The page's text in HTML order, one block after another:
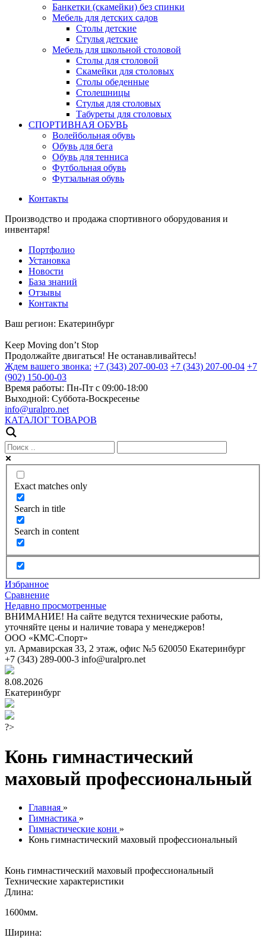
Банкетки (скамейки) без спинки
Мебель для детских садов
Столы детские
Стулья детские
Мебель для школьной столовой
Столы для столовой
Скамейки для столовых
Столы обеденные
Столешницы
Стулья для столовых
Табуреты для столовых
СПОРТИВНАЯ ОБУВЬ
Волейбольная обувь
Обувь для бега
Обувь для тенниса
Футбольная обувь
Футзальная обувь
Контакты
Производство и продажа спортивного оборудования и
инвентаря!
Портфолио
Установка
Новости
База знаний
Отзывы
Контакты
Ваш регион: Екатеринбург
Keep Moving don’t Stop
Продолжайте двигаться! Не останавливайтесь!
Ждем вашего звонка: +7 (343) 207-00-03 +7 (343) 207-00-04 +7
(902) 150-00-03
Время работы: Пн-Пт с 09:00-18:00
Выходной: Суббота-Воскресенье
info@uralpro.net
КАТАЛОГ ТОВАРОВ
Exact matches only
Search in title
Search in content
Избранное
Сравнение
Недавно просмотренные
ВНИМАНИЕ! На сайте ведутся технические работы,
уточняйте цены и наличие товара у менеджеров!
ООО «КМС-Спорт»
ул. Армавирская 33, 2 этаж, офис №5 620050 Екатеринбург
+7 (343) 289-000-3 info@uralpro.net
8.08.2026
Екатеринбург
?>
Конь гимнастический
маховый профессиональный
Главная »
Гимнастика »
Гимнастические кони »
Конь гимнастический маховый профессиональный
Конь гимнастический маховый профессиональный
Технические характеристики
Длина:
1600мм.
Ширина: